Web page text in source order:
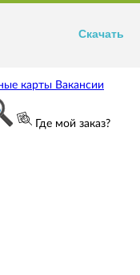
карты Вакансии
Где мой заказ?
Скачать